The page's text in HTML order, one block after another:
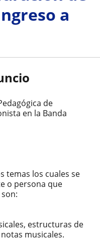
a
de
en la Banda
temas los cuales se
o persona que
estructuras de
musicales.